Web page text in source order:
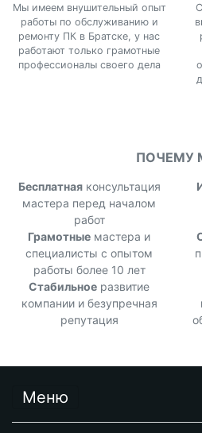
Мы имеем внушительный опыт
работы по обслуживанию и
ремонту ПК в Братске, у нас
работают только грамотные
профессионалы своего дела
ПОЧЕМУ
Бесплатнаяконсультация
мастера перед началом
работ
Грамотные мастера и
специалисты с опытом
работы более 10 лет
Стабильное развитие
компании и безупречная
репутация
Меню